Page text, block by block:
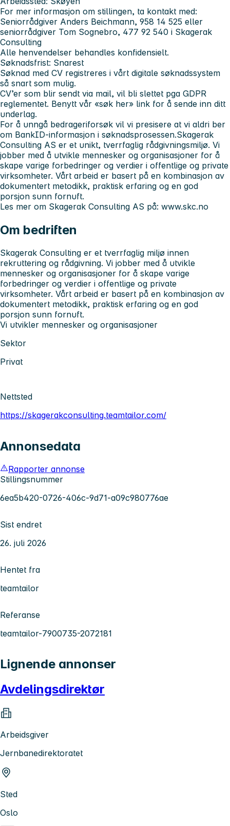
For mer informasjon om stillingen, ta kontakt med:
Seniorrådgiver Anders Beichmann, 958 14 525 eller
seniorrådgiver Tom Sognebro, 477 92 540 i Skagerak
Consulting
Alle henvendelser behandles konfidensielt.
Søknadsfrist: Snarest
Søknad med CV registreres i vårt digitale søknadssystem
så snart som mulig.
CV’er som blir sendt via mail, vil bli slettet pga GDPR
reglementet. Benytt vår «søk her» link for å sende inn ditt
underlag.
For å unngå bedrageriforsøk vil vi presisere at vi aldri ber
om BankID-informasjon i søknadsprosessen.Skagerak
Consulting AS er et unikt, tverrfaglig rådgivningsmiljø. Vi
jobber med å utvikle mennesker og organisasjoner for å
skape varige forbedringer og verdier i offentlige og private
virksomheter. Vårt arbeid er basert på en kombinasjon av
dokumentert metodikk, praktisk erfaring og en god
porsjon sunn fornuft.
Les mer om Skagerak Consulting AS på: www.skc.no
Om bedriften
Skagerak Consulting er et tverrfaglig miljø innen
rekruttering og rådgivning. Vi jobber med å utvikle
mennesker og organisasjoner for å skape varige
forbedringer og verdier i offentlige og private
virksomheter. Vårt arbeid er basert på en kombinasjon av
dokumentert metodikk, praktisk erfaring og en god
porsjon sunn fornuft.
Vi utvikler mennesker og organisasjoner
Sektor
Privat
Nettsted
https://skagerakconsulting.teamtailor.com/
Annonsedata
Rapporter annonse
Stillingsnummer
6ea5b420-0726-406c-9d71-a09c980776ae
Sist endret
26. juli 2026
Hentet fra
teamtailor
Referanse
teamtailor-7900735-2072181
Lignende annonser
Avdelingsdirektør
Arbeidsgiver
Jernbanedirektoratet
Sted
Oslo